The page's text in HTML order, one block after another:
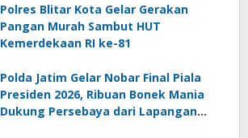
Polres Blitar Kota Gelar Gerakan
Pangan Murah Sambut HUT
Kemerdekaan RI ke-81
Polda Jatim Gelar Nobar Final Piala
Presiden 2026, Ribuan Bonek Mania
Dukung Persebaya dari Lapangan